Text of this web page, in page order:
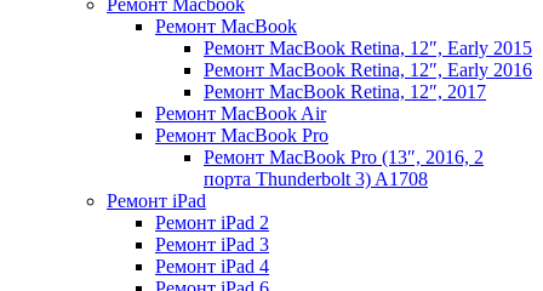
Ремонт Macbook
Ремонт MacBook
Ремонт MacBook Retina, 12″, Early 2015
Ремонт MacBook Retina, 12″, Early 2016
Ремонт MacBook Retina, 12″, 2017
Ремонт MacBook Air
Ремонт MacBook Pro
Ремонт MacBook Pro (13″, 2016, 2
порта Thunderbolt 3) A1708
Ремонт iPad
Ремонт iPad 2
Ремонт iPad 3
Ремонт iPad 4